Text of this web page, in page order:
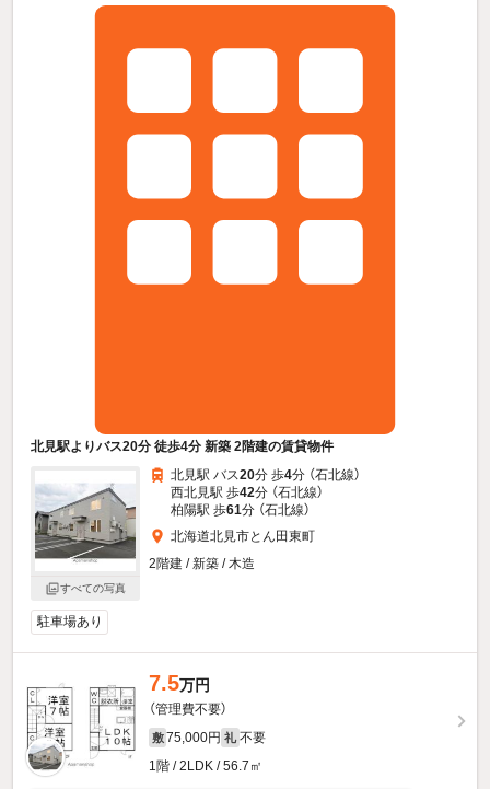
北見駅よりバス20分 徒歩4分 新築 2階建の賃貸物件
すべての写真
北見駅 バス20分 歩4分 （石北線）
西北見駅 歩42分 （石北線）
柏陽駅 歩61分 （石北線）
北海道北見市とん田東町
2階建 / 新築 / 木造
駐車場あり
7.5万円
（管理費不要）
敷 75,000円 礼 不要
1階 / 2LDK / 56.7㎡